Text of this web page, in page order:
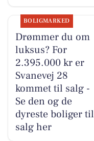
BOLIGMARKED
Drømmer du om
luksus? For
2.395.000 kr er
Svanevej 28
kommet til salg -
Se den og de
dyreste boliger til
salg her